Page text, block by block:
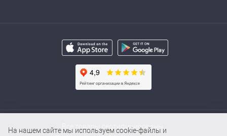
Все товары сертифицированы.
На нашем сайте мы используем cookie-файлы и